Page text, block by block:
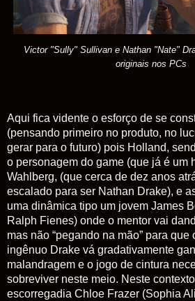
Victor "Sully" Sullivan e Nathan "Nate"
originais nos PCs
Aqui fica vidente o esforço de se
(pensando primeiro no produto, no
gerar para o futuro) pois Holland,
o personagem do game (que já é um
Wahlberg, (que cerca de dez anos
escalado para ser Nathan Drake), e
uma dinâmica tipo um jovem James
Ralph Fienes) onde o mentor vai
mas não “pegando na mão” para
ingênuo Drake vá gradativamente
malandragem e o jogo de cintura
sobreviver neste meio. Neste
escorregadia Chloe Frazer (Sophia